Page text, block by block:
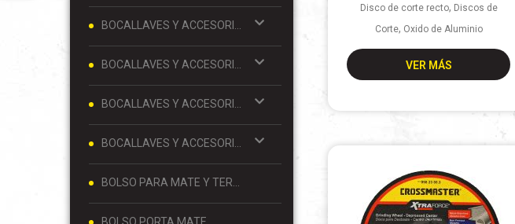
Disco de corte recto, Discos de
Corte, Oxido de Aluminio
VER MÁS